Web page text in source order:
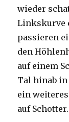
wieder
Linkskurve
passieren
den
auf einem
Tal hinab in
ein
auf Schotter.